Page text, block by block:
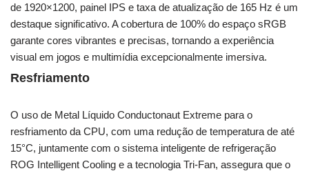
de 1920×1200, painel IPS e taxa de atualização de 165 Hz é um
destaque significativo. A cobertura de 100% do espaço sRGB
garante cores vibrantes e precisas, tornando a experiência
visual em jogos e multimídia excepcionalmente imersiva.
Resfriamento
O uso de Metal Líquido Conductonaut Extreme para o
resfriamento da CPU, com uma redução de temperatura de até
15°C, juntamente com o sistema inteligente de refrigeração
ROG Intelligent Cooling e a tecnologia Tri-Fan, assegura que o